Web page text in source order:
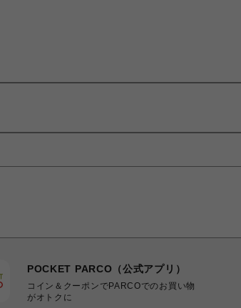
POCKET PARCO（公式アプリ）
コイン＆クーポンでPARCOでのお買い物
がオトクに